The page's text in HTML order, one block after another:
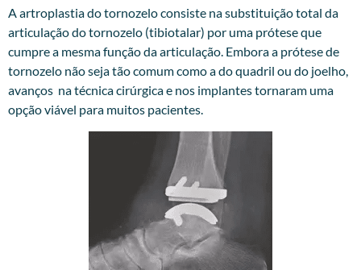
A artroplastia do tornozelo consiste na substituição total da
articulação do tornozelo (tibiotalar) por uma prótese que
cumpre a mesma função da articulação. Embora a prótese de
tornozelo não seja tão comum como a do quadril ou do joelho,
avanços na técnica cirúrgica e nos implantes tornaram uma
opção viável para muitos pacientes.